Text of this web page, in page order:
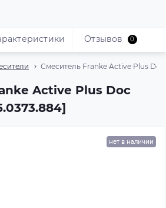
Смеситель Franke Active Plus
Active Plus Doc
Отзывов 0
нет в наличии